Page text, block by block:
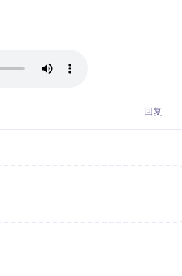
回复